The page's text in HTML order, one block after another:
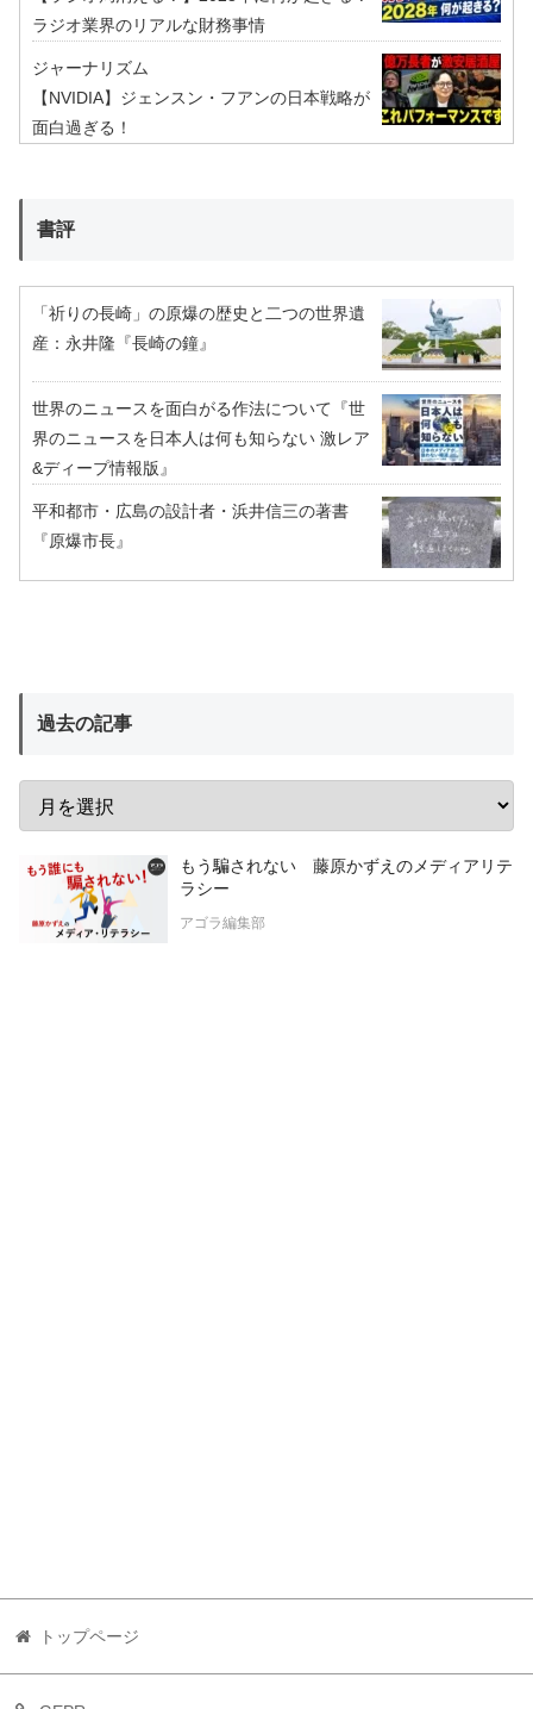
ラジオ業界のリアルな財務事情
ジャーナリズム
【NVIDIA】ジェンスン・フアンの日本戦略が
面白過ぎる！
書評
「祈りの長崎」の原爆の歴史と二つの世界遺
産：永井隆『長崎の鐘』
世界のニュースを面白がる作法について『世
界のニュースを日本人は何も知らない 激レア
&ディープ情報版』
平和都市・広島の設計者・浜井信三の著書
『原爆市長』
過去の記事
もう騙されない 藤原かずえのメディアリテ
ラシー
アゴラ編集部
トップページ